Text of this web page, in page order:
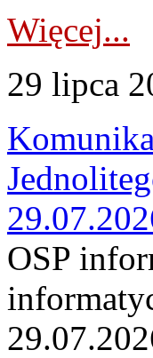
Więcej...
29 lipca
OSP